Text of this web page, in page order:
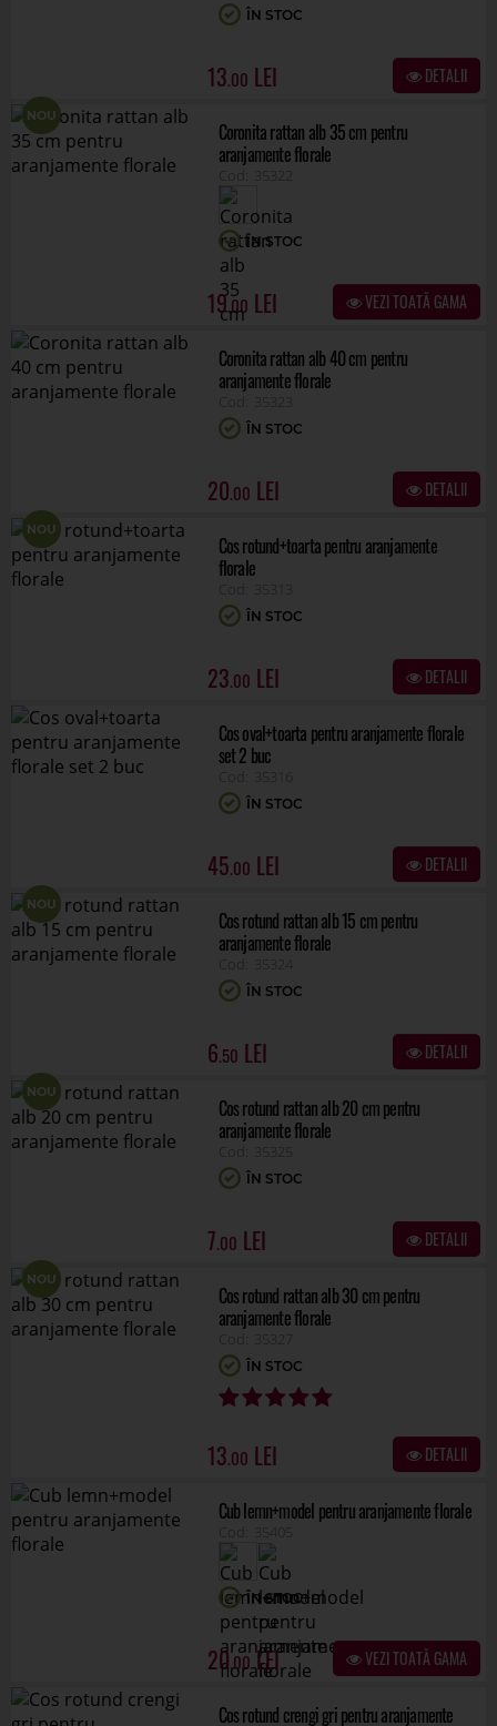
ÎN STOC
13.00 DETALII
NOU
Coronita rattan alb 35 cm pentru
aranjamente florale
35322
ÎN STOC
19.00 VEZI TOATĂ GAMA
Coronita rattan alb 40 cm pentru
aranjamente florale
35323
ÎN STOC
20.00 DETALII
NOU
Cos rotund+toarta pentru aranjamente
florale
ÎN STOC
23.00 DETALII
Cos oval+toarta pentru aranjamente florale
set 2 buc
ÎN STOC
45.00 DETALII
NOU
Cos rotund rattan alb 15 cm pentru
aranjamente florale
35324
ÎN STOC
6.50 DETALII
NOU
Cos rotund rattan alb 20 cm pentru
aranjamente florale
35325
ÎN STOC
7.00 DETALII
NOU
Cos rotund rattan alb 30 cm pentru
aranjamente florale
35327
ÎN STOC
13.00 DETALII
Cub lemn+model pentru aranjamente florale
ÎN STOC
20.00 VEZI TOATĂ GAMA
Cos rotund crengi gri pentru aranjamente